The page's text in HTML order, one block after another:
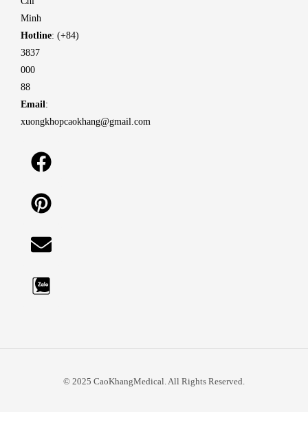
Minh
Hotline: (+84)
3837
000
88
Email :
xuongkhopcaokhang@gmail.com
© 2025 CaoKhangMedical. All Rights Reserved.